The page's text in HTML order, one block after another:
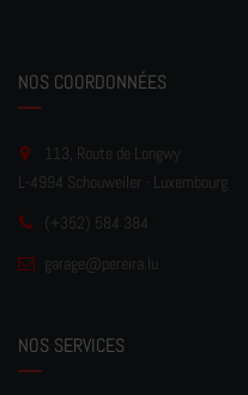
NOS COORDONNÉES
113, Route de Longwy
L-4994 Schouweiler - Luxembourg
(+352) 584 384
garage@pereira.lu
NOS SERVICES